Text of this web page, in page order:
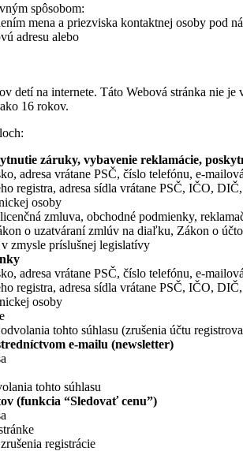
spôsobom:
mena a priezviska kontaktnej osoby pod
adresu alebo
detí na internete. Táto Webová stránka nie
16 rokov.
záruky, vybavenie reklamácie,
adresa vrátane PSČ, číslo telefónu, e-
registra, adresa sídla vrátane PSČ, IČO,
osoby
zmluva, obchodné podmienky,
o uzatváraní zmlúv na diaľku, Zákon o
zmysle príslušnej legislatívy
adresa vrátane PSČ, číslo telefónu, e-
registra, adresa sídla vrátane PSČ, IČO,
osoby
tohto súhlasu (zrušenia účtu
e-mailu (newsletter)
tohto súhlasu
(funkcia “Sledovať cenu”)
registrácie